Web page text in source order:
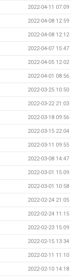
2022-04-11 07:09
2022-04-08 12:59
2022-04-08 12:12
2022-04-07 15:47
2022-04-05 12:02
2022-04-01 08:56
2022-03-25 10:50
2022-03-22 21:03
2022-03-18 09:56
2022-03-15 22:04
2022-03-11 09:55
2022-03-08 14:47
2022-03-01 15:09
2022-03-01 10:58
2022-02-24 21:05
2022-02-24 11:15
2022-02-23 15:09
2022-02-15 13:34
2022-02-11 11:10
2022-02-10 14:18